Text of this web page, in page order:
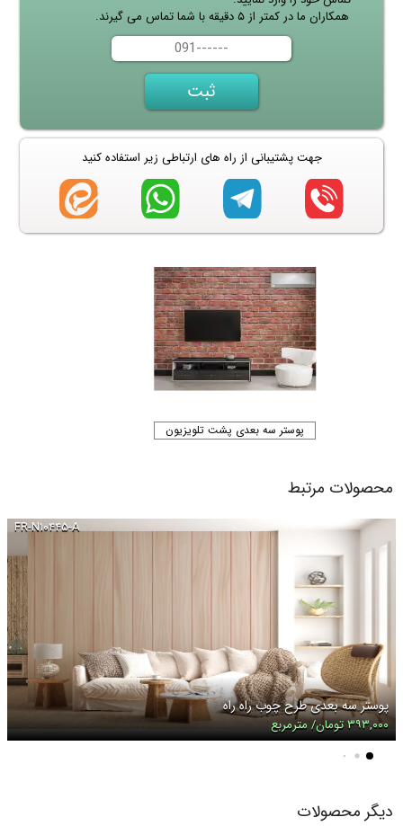
همکاران ما در کمتر از ۵ دقیقه با شما تماس می گیرند.
جهت پشتیبانی از راه های ارتباطی زیر استفاده کنید
پوستر سه بعدی پشت تلویزیون
محصولات مرتبط
FR-N۱۰۴۴۵-A
پوستر سه بعدی طرح چوب راه راه
۳۹۳,۰۰۰ تومان/ مترمربع
دیگر محصولات